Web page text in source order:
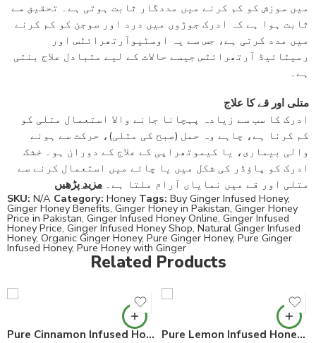
میں سوزش کو کم کرنے میں مددگار ثابت ہوتی ہے۔ تحقیق سے
ثابت ہوا ہے کہ ادرک جوڑوں میں درد اور سوجن کو کم کرنے
میں مدد کرتی ہے، جس سے یہ اوسٹیوآرتھرائٹس اور
رمیٹائیڈ آرتھرائٹس جیسے حالات کے لیے متبادل علاج بنتی
ہے۔
متلی اور قے کا علاج
ادرک کا سب سے زیادہ پہچانا جانے والا استعمال متلی کو
کم کرنا ہے، چاہے وہ حمل (صبح کی متلی)، حرکت سے ہونے
والی بیماری، یا کیموتھراپی کے علاج کے دوران ہو۔ خشک
ادرک کو پاؤڈر کی شکل میں یا چائے میں استعمال کرنے سے
متلی اور قے میں نمایاں آرام ملتا ہے۔ مزید پڑھیں
SKU: N/A Category: Honey Tags: Buy Ginger Infused Honey,
Ginger Honey Benefits, Ginger Honey in Pakistan, Ginger Honey
Price in Pakistan, Ginger Infused Honey Online, Ginger Infused
Honey Price, Ginger Infused Honey Shop, Natural Ginger Infused
Honey, Organic Ginger Honey, Pure Ginger Honey, Pure Ginger
Infused Honey, Pure Honey with Ginger
Related Products
Pure Cinnamon Infused Honey (Dar Cheeni Ka Shehad) دارچینی کا شہد
Pure Lemon Infused Honey Leemo Ka Shehad Lemon Honey 100% Pure